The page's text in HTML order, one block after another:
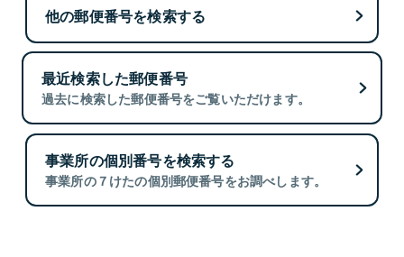
他の郵便番号を検索する
最近検索した郵便番号
過去に検索した郵便番号をご覧いただけます。
事業所の個別番号を検索する
事業所の７けたの個別郵便番号をお調べします。